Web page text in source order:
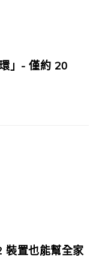
」- 僅約 20
裝置也能幫全家